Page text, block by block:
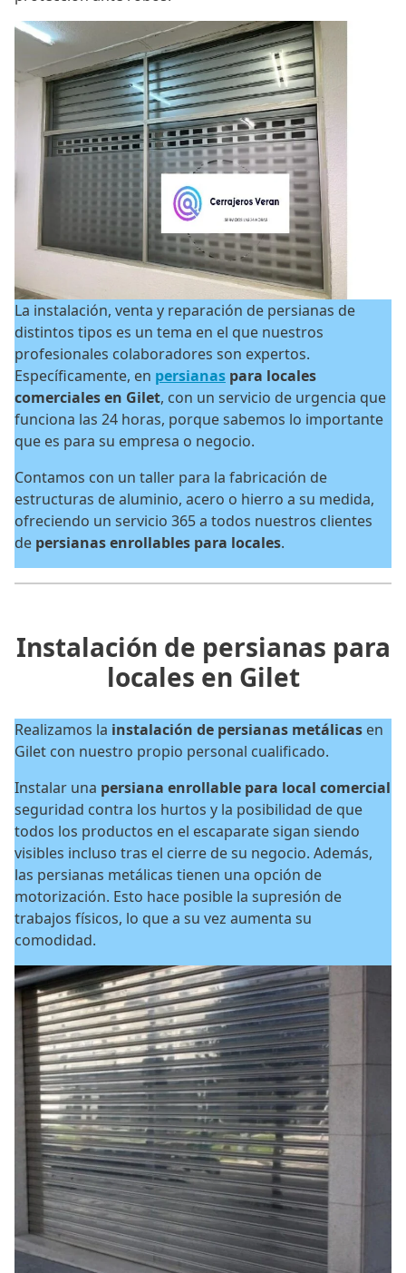
La instalación, venta y reparación de persianas de
distintos tipos es un tema en el que nuestros
profesionales colaboradores son expertos.
Específicamente, en persianas para locales
comerciales en Gilet, con un servicio de urgencia que
funciona las 24 horas, porque sabemos lo importante
que es para su empresa o negocio.
Contamos con un taller para la fabricación de
estructuras de aluminio, acero o hierro a su medida,
ofreciendo un servicio 365 a todos nuestros clientes
de persianas enrollables para locales.
Instalación de persianas para
locales en Gilet
Realizamos la instalación de persianas metálicas en
Gilet con nuestro propio personal cualificado.
Instalar una persiana enrollable para local comercial
seguridad contra los hurtos y la posibilidad de que
todos los productos en el escaparate sigan siendo
visibles incluso tras el cierre de su negocio. Además,
las persianas metálicas tienen una opción de
motorización. Esto hace posible la supresión de
trabajos físicos, lo que a su vez aumenta su
comodidad.